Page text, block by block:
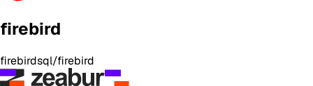
firebird
firebirdsql/firebird